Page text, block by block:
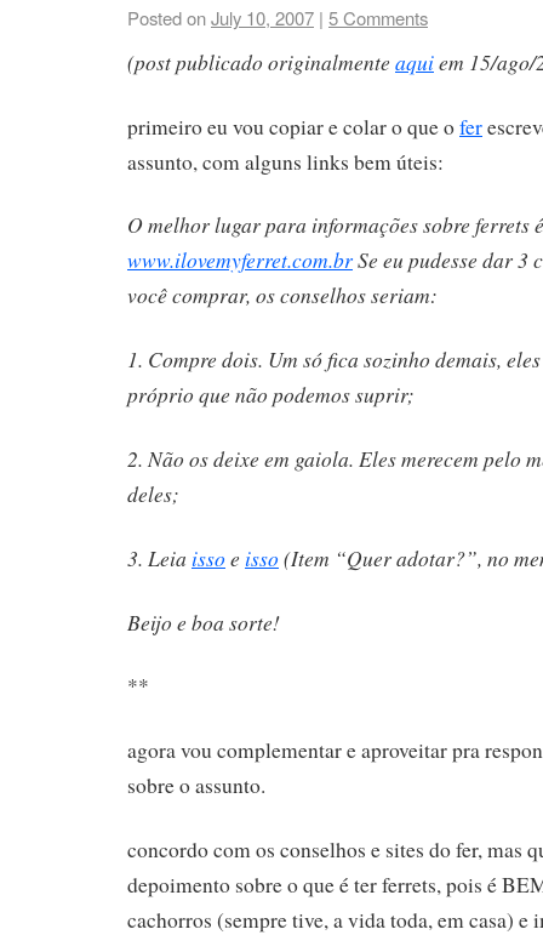
Posted onJuly 10, 2007 | 5 Comments
(post publicado originalmente aquiem 15/ago/
primeiro eu vou copiar e colar o que ofer
assunto, com alguns links bem úteis:
O melhor lugar para informações sobre ferrets
www.ilovemyferret.com.brSe eu pudesse dar 3
você comprar, os conselhos seriam:
1. Compre dois. Um só fica sozinho demais,
próprio que não podemos suprir;
2. Não os deixe em gaiola. Eles merecem pelo
deles;
3. Leia issoe isso(Item “Quer adotar?”, no
Beijo e boa sorte!
**
agora vou complementar e aproveitar pra
sobre o assunto.
concordo com os conselhos e sites do fer, mas
depoimento sobre o que é ter ferrets, pois é
cachorros (sempre tive, a vida toda, em casa) e